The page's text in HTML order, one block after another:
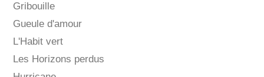
Gribouille
Gueule d'amour
L'Habit vert
Les Horizons perdus